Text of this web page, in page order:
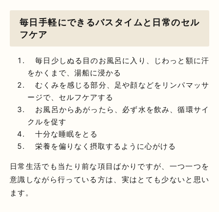
毎日手軽にできるバスタイムと日常のセル
フケア
毎日少しぬる目のお風呂に入り、じわっと額に汗
をかくまで、湯船に浸かる
むくみを感じる部分、足や顔などをリンパマッサ
ージで、セルフケアする
お風呂からあがったら、必ず水を飲み、循環サイ
クルを促す
十分な睡眠をとる
栄養を偏りなく摂取するように心がける
日常生活でも当たり前な項目ばかりですが、一つ一つを
意識しながら行っている方は、実はとても少ないと思い
ます。